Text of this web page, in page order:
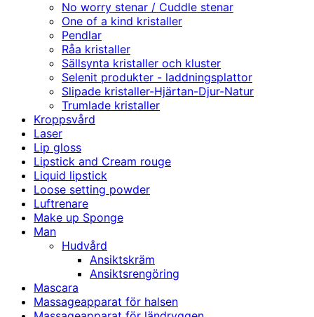
No worry stenar / Cuddle stenar
One of a kind kristaller
Pendlar
Råa kristaller
Sällsynta kristaller och kluster
Selenit produkter - laddningsplattor
Slipade kristaller-Hjärtan-Djur-Natur
Trumlade kristaller
Kroppsvård
Laser
Lip gloss
Lipstick and Cream rouge
Liquid lipstick
Loose setting powder
Luftrenare
Make up Sponge
Man
Hudvård
Ansiktskräm
Ansiktsrengöring
Mascara
Massageapparat för halsen